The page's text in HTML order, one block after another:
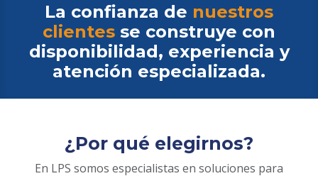
La confianza de nuestros
clientes se construye con
disponibilidad, experiencia y
atención especializada.
¿Por qué elegirnos?
En LPS somos especialistas en soluciones para